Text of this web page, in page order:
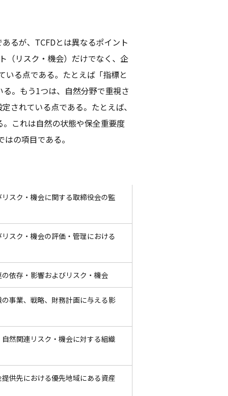
るが、TCFDとは異なるポイント
（リスク・機会）だけでなく、企
いる点である。たとえば「指標と
。もう1つは、自然分野で重視さ
されている点である。たとえば、
。これは自然の状態や保全重要度
の項目である。
スク・機会に関する取締役会の監
スク・機会の評価・管理における
依存・影響およびリスク・機会
事業、戦略、財務計画に与える影
然関連リスク・機会に対する組織
供先における優先地域にある資産